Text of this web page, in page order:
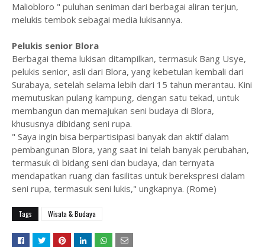
Maliobloro " puluhan seniman dari berbagai aliran terjun,
melukis tembok sebagai media lukisannya.
Pelukis senior Blora
Berbagai thema lukisan ditampilkan, termasuk Bang Usye,
pelukis senior, asli dari Blora, yang kebetulan kembali dari
Surabaya, setelah selama lebih dari 15 tahun merantau. Kini
memutuskan pulang kampung, dengan satu tekad, untuk
membangun dan memajukan seni budaya di Blora,
khususnya dibidang seni rupa.
" Saya ingin bisa berpartisipasi banyak dan aktif dalam
pembangunan Blora, yang saat ini telah banyak perubahan,
termasuk di bidang seni dan budaya, dan ternyata
mendapatkan ruang dan fasilitas untuk berekspresi dalam
seni rupa, termasuk seni lukis," ungkapnya. (Rome)
Tags Wisata & Budaya